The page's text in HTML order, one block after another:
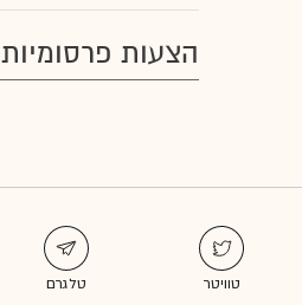
הצעות פרסומיות